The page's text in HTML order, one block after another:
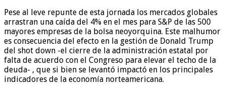
Pese al leve repunte de esta jornada los mercados globales
arrastran una caída del 4% en el mes para S&P de las 500
mayores empresas de la bolsa neoyorquina. Este malhumor
es consecuencia del efecto en la gestión de Donald Trump
del shot down -el cierre de la administración estatal por
falta de acuerdo con el Congreso para elevar el techo de la
deuda- , que si bien se levantó impactó en los principales
indicadores de la economía norteamericana.